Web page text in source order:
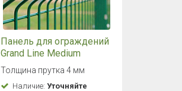
Панель для ограждений
Grand Line Medium
1,53x2,5 RAL 6005
(зеленый)
Толщина прутка 4 мм
Наличие: Уточняйте